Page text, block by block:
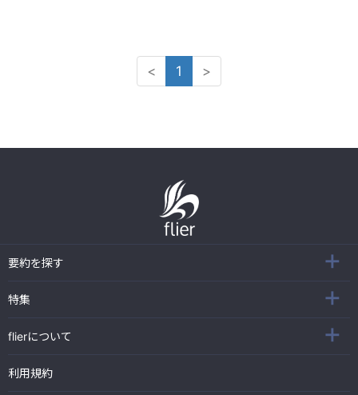
< 1 >
要約を探す
特集
flierについて
利用規約